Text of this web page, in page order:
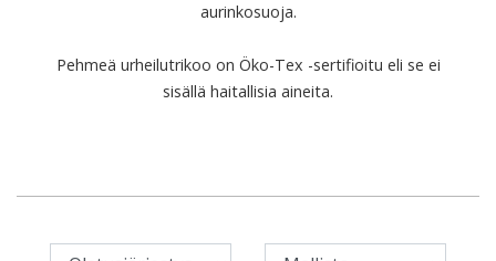
aurinkosuoja.
Pehmeä urheilutrikoo on Öko-Tex -sertifioitu eli se ei
sisällä haitallisia aineita.